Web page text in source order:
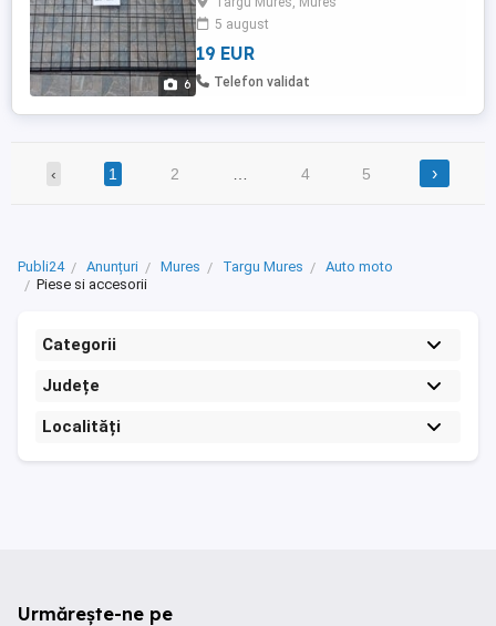
6
despartitor portbagaj ford focus break -
VW -Ford Mondeo mk 4 = 150 lei - Grilaj
despartitor Ford Mondeo Mk 4 an -2010-
2015 = 300 lei - Grilaj despartitor Ford
5 august
19 EUR
Telefon validat
‹ 1 2 4 5 ›
Publi24 Anunțuri Mures Targu Mures
Auto moto
Piese si accesorii
Categorii
Județe
Localități
Urmărește-ne pe